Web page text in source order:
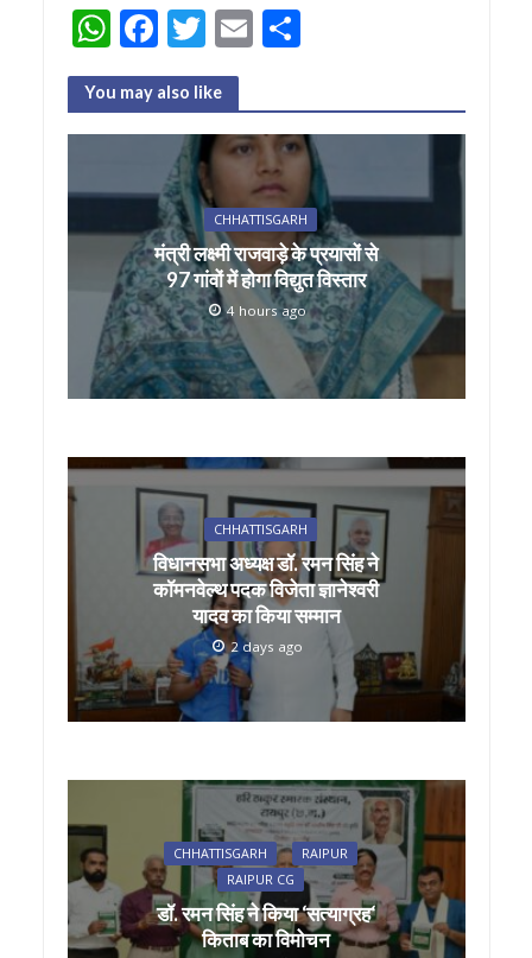
W
h
at
s
A
p
F
ac
e
b
o
o
k
T
w
itt
er
E
ai
l
S
ar
e
You may also like
CHHATTISGARH
मंत्री लक्ष्मी राजवाड़े के प्रयासों से
97 गांवों में होगा विद्युत विस्तार
4 hours ago
CHHATTISGARH
विधानसभा अध्यक्ष डॉ. रमन सिंह ने
कॉमनवेल्थ पदक विजेता ज्ञानेश्वरी
यादव का किया सम्मान
2 days ago
CHHATTISGARH
RAIPUR
RAIPUR CG
डॉ. रमन सिंह ने किया ‘सत्याग्रह‘
किताब का विमोचन